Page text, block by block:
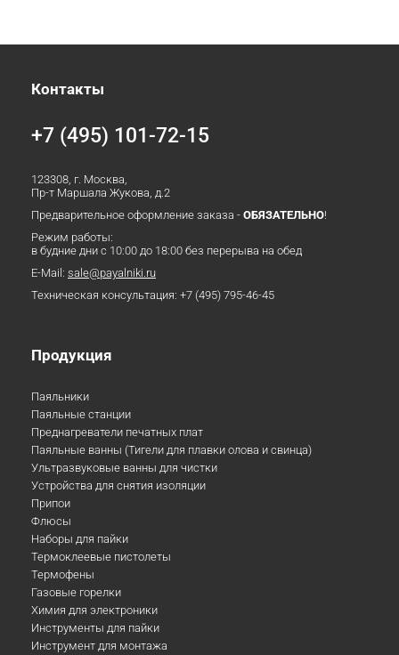
Контакты
+7 (495) 101-72-15
123308, г. Москва,
Пр-т Маршала Жукова, д.2
Предварительное оформление заказа - ОБЯЗАТЕЛЬНО!
Режим работы:
в будние дни с 10:00 до 18:00 без перерыва на обед
E-Mail: sale@payalniki.ru
Техническая консультация: +7 (495) 795-46-45
Продукция
Паяльники
Паяльные станции
Преднагреватели печатных плат
Паяльные ванны (Тигели для плавки олова и свинца)
Ультразвуковые ванны для чистки
Устройства для снятия изоляции
Припои
Флюсы
Наборы для пайки
Термоклеевые пистолеты
Термофены
Газовые горелки
Химия для электроники
Инструменты для пайки
Инструмент для монтажа